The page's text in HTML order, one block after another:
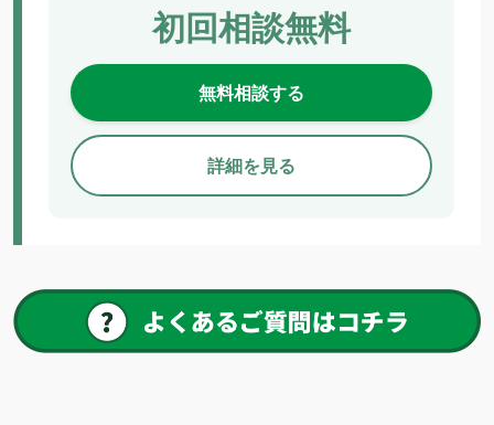
初回相談無料
無料相談する
詳細を見る